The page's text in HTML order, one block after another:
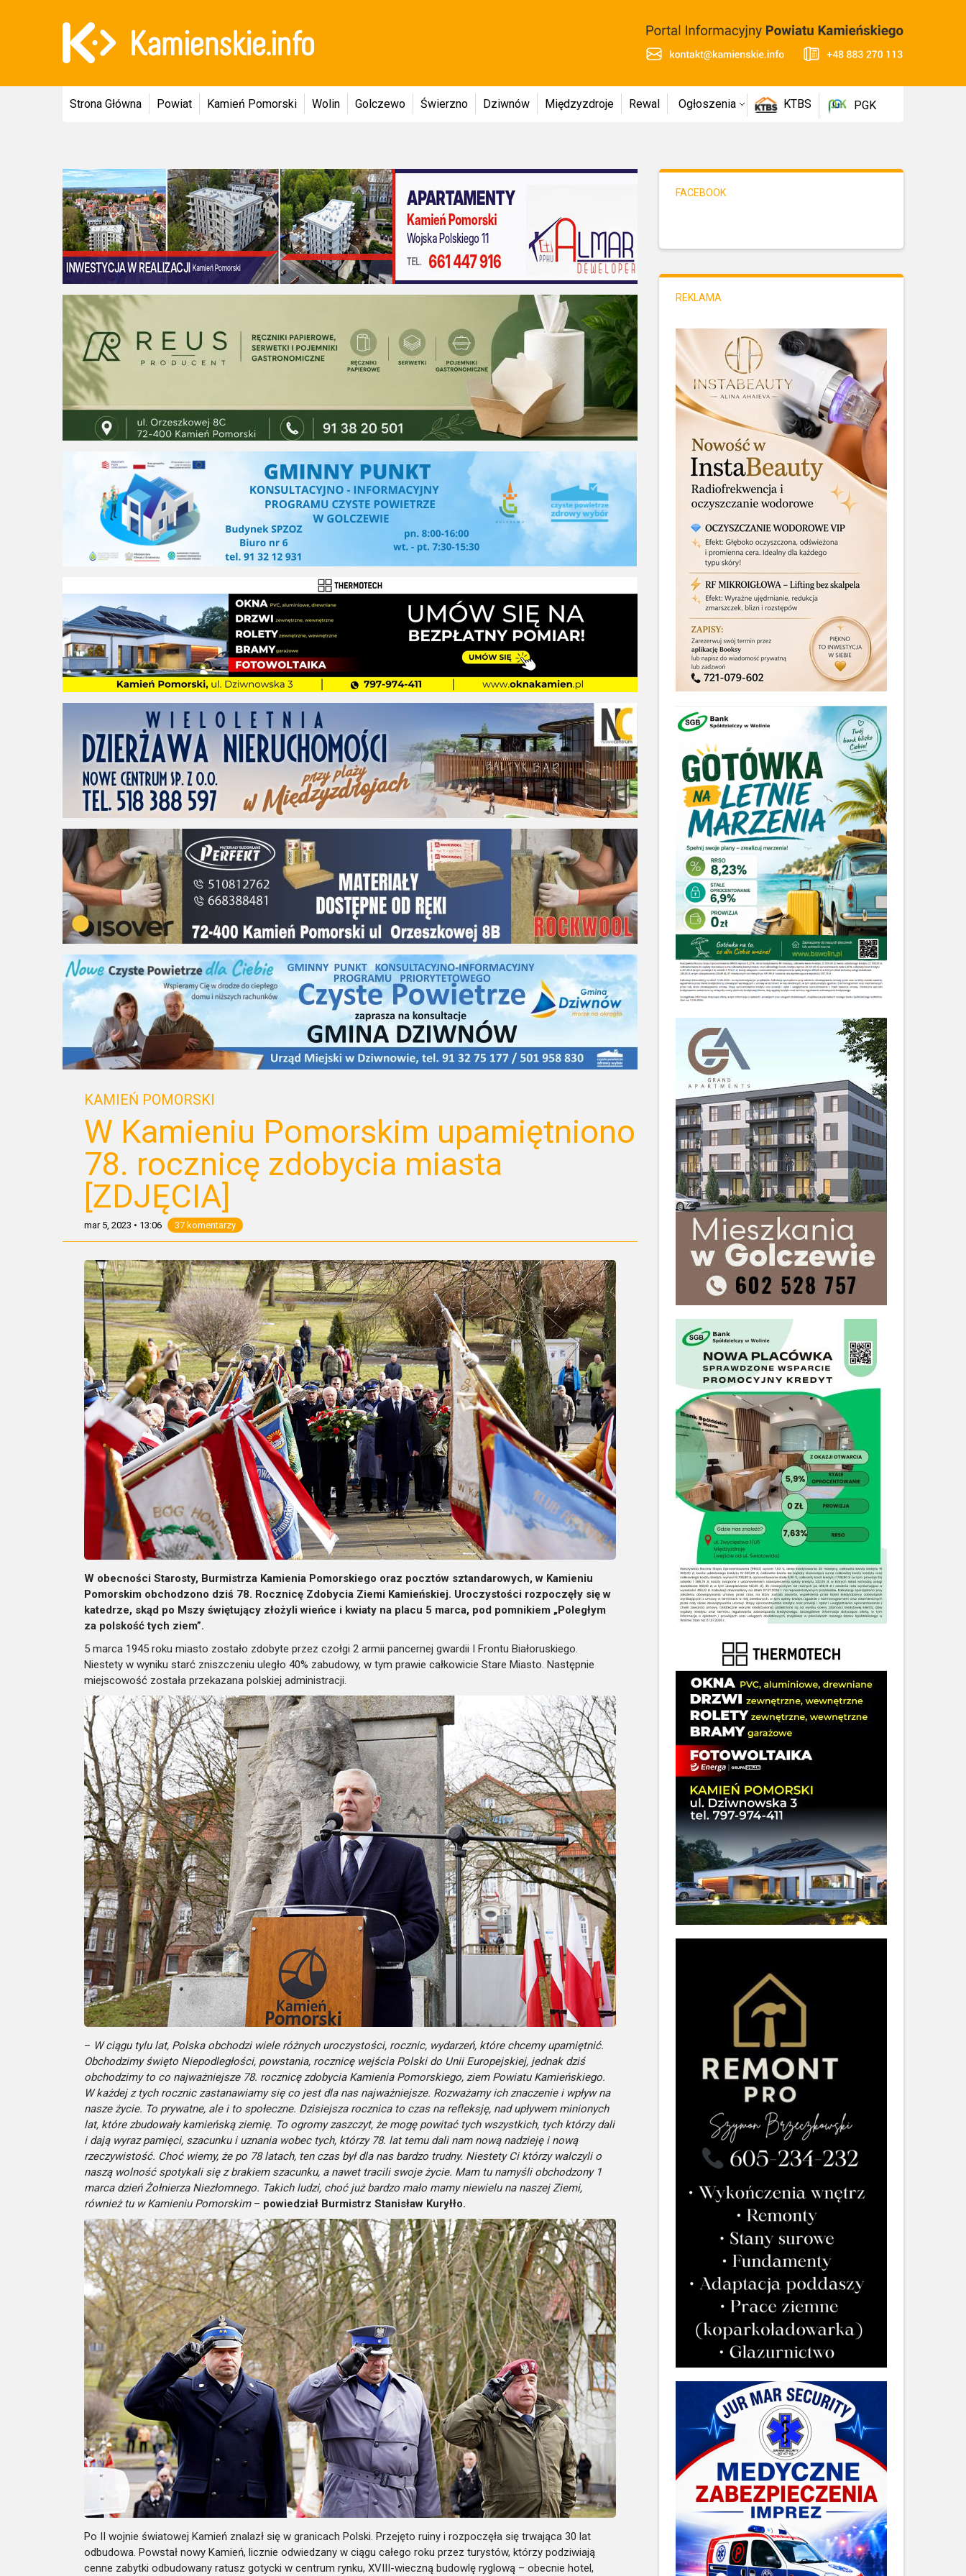
Strona Główna Powiat Kamień Pomorski Wolin Golczewo Świerzno Dziwnów Międzyzdroje Rewal Ogłoszenia KTBS PGK
KAMIEŃ POMORSKI
W Kamieniu Pomorskim upamiętniono
78. rocznicę zdobycia miasta
[ZDJĘCIA]
mar 5, 2023 • 13:06 37 komentarzy
W obecności Starosty, Burmistrza Kamienia Pomorskiego oraz pocztów sztandarowych, w Kamieniu
Pomorskim obchodzono dziś 78. Rocznicę Zdobycia Ziemi Kamieńskiej. Uroczystości rozpoczęły się w
katedrze, skąd po Mszy świętujący złożyli wieńce i kwiaty na placu 5 marca, pod pomnikiem „Poległym
za polskość tych ziem”.
5 marca 1945 roku miasto zostało zdobyte przez czołgi 2 armii pancernej gwardii I Frontu Białoruskiego.
Niestety w wyniku starć zniszczeniu uległo 40% zabudowy, w tym prawie całkowicie Stare Miasto. Następnie
miejscowość została przekazana polskiej administracji.
– W ciągu tylu lat, Polska obchodzi wiele różnych uroczystości, rocznic, wydarzeń, które chcemy upamiętnić.
Obchodzimy święto Niepodległości, powstania, rocznicę wejścia Polski do Unii Europejskiej, jednak dziś
obchodzimy to co najważniejsze 78. rocznicę zdobycia Kamienia Pomorskiego, ziem Powiatu Kamieńskiego.
W każdej z tych rocznic zastanawiamy się co jest dla nas najważniejsze. Rozważamy ich znaczenie i wpływ na
nasze życie. To prywatne, ale i to społeczne. Dzisiejsza rocznica to czas na refleksję, nad upływem minionych
lat, które zbudowały kamieńską ziemię. To ogromy zaszczyt, że mogę powitać tych wszystkich, tych którzy dali
i dają wyraz pamięci, szacunku i uznania wobec tych, którzy 78. lat temu dali nam nową nadzieję i nową
rzeczywistość. Choć wiemy, że po 78 latach, ten czas był dla nas bardzo trudny. Niestety Ci którzy walczyli o
naszą wolność spotykali się z brakiem szacunku, a nawet tracili swoje życie. Mam tu namyśli obchodzony 1
marca dzień Żołnierza Niezłomnego. Takich ludzi, choć już bardzo mało mamy niewielu na naszej Ziemi,
również tu w Kamieniu Pomorskim– powiedział Burmistrz Stanisław Kuryłło.
Po II wojnie światowej Kamień znalazł się w granicach Polski. Przejęto ruiny i rozpoczęła się trwająca 30 lat
odbudowa. Powstał nowy Kamień, licznie odwiedzany w ciągu całego roku przez turystów, którzy podziwiają
cenne zabytki odbudowany ratusz gotycki w centrum rynku, XVIII-wieczną budowlę ryglową – obecnie hotel,
FACEBOOK
REKLAMA